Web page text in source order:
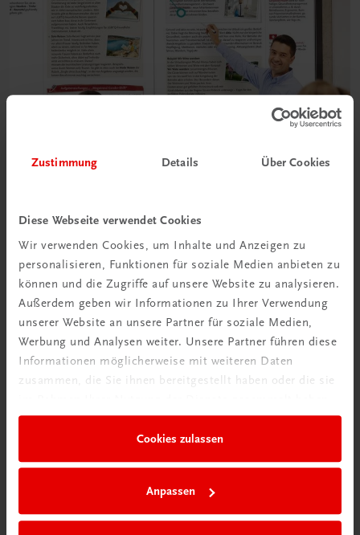
Zustimmung Details Über Cookies
Diese Webseite verwendet Cookies
Wir verwenden Cookies, um Inhalte und Anzeigen zu
personalisieren, Funktionen für soziale Medien anbieten zu
können und die Zugriffe auf unsere Website zu analysieren.
Außerdem geben wir Informationen zu Ihrer Verwendung
unserer Website an unsere Partner für soziale Medien,
Werbung und Analysen weiter. Unsere Partner führen diese
Informationen möglicherweise mit weiteren Daten
zusammen, die Sie ihnen bereitgestellt haben oder die sie
Cookies zulassen
Anpassen
Interaktive
Übungen